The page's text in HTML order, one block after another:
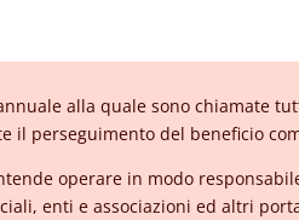
alla quale sono chiamate
il perseguimento del beneficio
operare in modo
enti e associazioni ed altri